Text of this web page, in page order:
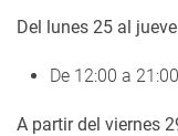
Del lunes 25 al
De 12:00 a
A partir del viernes